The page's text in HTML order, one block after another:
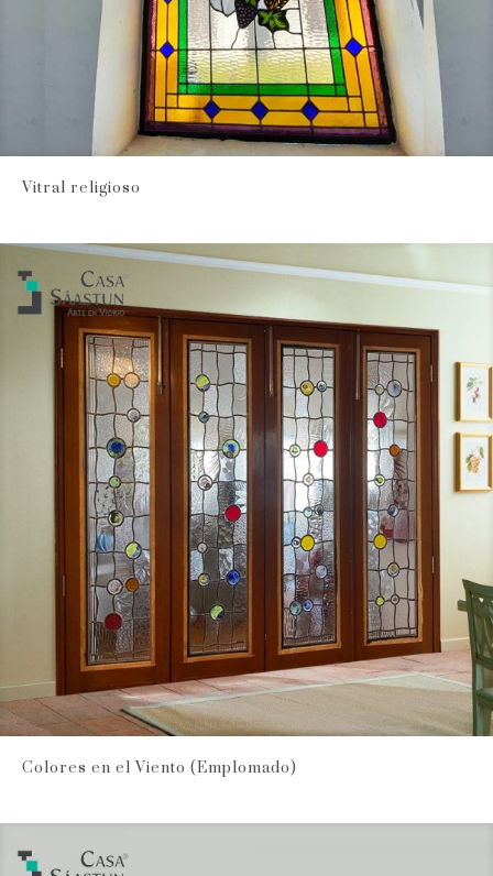
Vitral religioso
Colores en el Viento (Emplomado)